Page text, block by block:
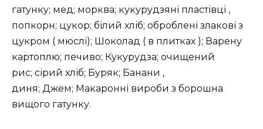
гатунку; мед; морква; кукурудзяні пластівці ,
попкорн; цукор; білий хліб; оброблені злакові з
цукром ( мюслі); Шоколад ( в плитках ); Варену
картоплю; печиво; Кукурудза; очищений
рис; сірий хліб; Буряк; Банани ,
диня; Джем; Макаронні вироби з борошна
вищого гатунку.